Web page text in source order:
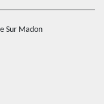
Sur Madon